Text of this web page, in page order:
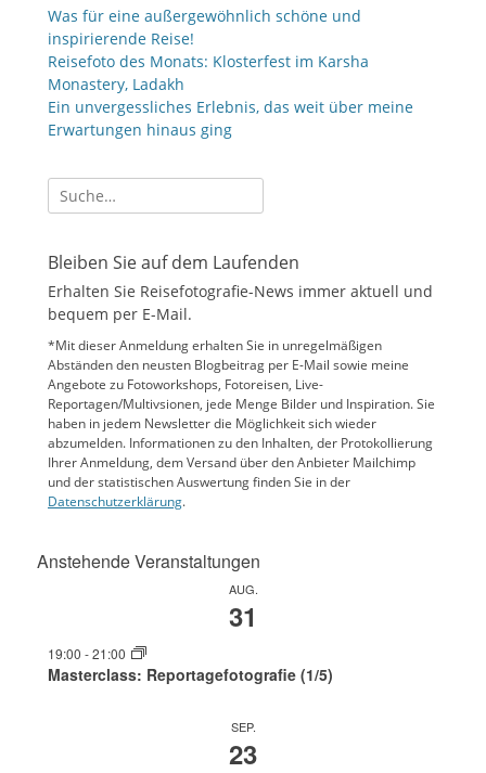
Was für eine außergewöhnlich schöne und
inspirierende Reise!
Reisefoto des Monats: Klosterfest im Karsha
Monastery, Ladakh
Ein unvergessliches Erlebnis, das weit über meine
Erwartungen hinaus ging
Suche
nach:
Bleiben Sie auf dem Laufenden
Erhalten Sie Reisefotografie-News immer aktuell und
bequem per E-Mail.
*Mit dieser Anmeldung erhalten Sie in unregelmäßigen
Abständen den neusten Blogbeitrag per E-Mail sowie meine
Angebote zu Fotoworkshops, Fotoreisen, Live-
Reportagen/Multivsionen, jede Menge Bilder und Inspiration. Sie
haben in jedem Newsletter die Möglichkeit sich wieder
abzumelden. Informationen zu den Inhalten, der Protokollierung
Ihrer Anmeldung, dem Versand über den Anbieter Mailchimp
und der statistischen Auswertung finden Sie in der
Datenschutzerklärung.
Anstehende Veranstaltungen
AUG.
31
19:00 -21:00
Masterclass: Reportagefotografie (1/5)
SEP.
23